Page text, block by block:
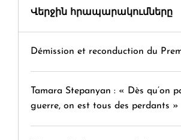
Վերջին հրապարակումները
Démission et reconduction du
Tamara Stepanyan : « Dès qu’on
guerre, on est tous des perdants »